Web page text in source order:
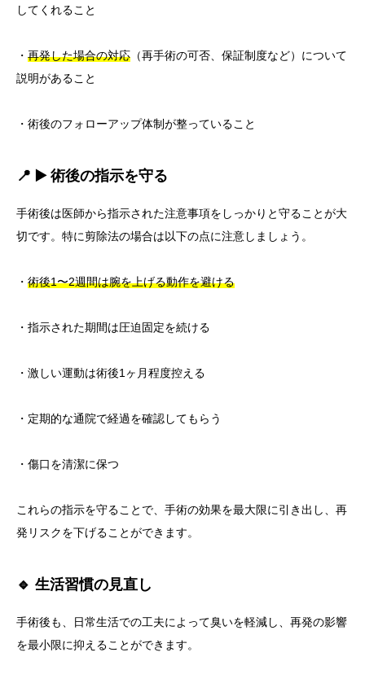
してくれること
・ 再発した場合の対応 （再手術の可否、保証制度など）について
説明があること
・術後のフォローアップ体制が整っていること
📍 ▶️ 術後の指示を守る
手術後は医師から指示された注意事項をしっかりと守ることが大
切です。特に剪除法の場合は以下の点に注意しましょう。
・ 術後1〜2週間は腕を上げる動作を避ける
・指示された期間は圧迫固定を続ける
・激しい運動は術後1ヶ月程度控える
・定期的な通院で経過を確認してもらう
・傷口を清潔に保つ
これらの指示を守ることで、手術の効果を最大限に引き出し、再
発リスクを下げることができます。
🔹 生活習慣の見直し
手術後も、日常生活での工夫によって臭いを軽減し、再発の影響
を最小限に抑えることができます。